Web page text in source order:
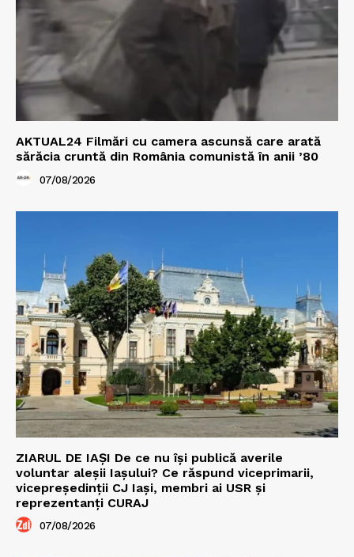
AKTUAL24 Filmări cu camera ascunsă care arată
sărăcia cruntă din România comunistă în anii ’80
07/08/2026
ZIARUL DE IAȘI De ce nu își publică averile
voluntar aleșii Iașului? Ce răspund viceprimarii,
vicepreședinții CJ Iași, membri ai USR și
reprezentanți CURAJ
07/08/2026